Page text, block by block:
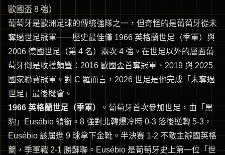
歐國盃 8 強）
葡萄牙是歐洲足球的傳統強隊之一，但奇怪的是葡萄牙從未
奪過世足冠軍——歷史最佳僅 1966 英格蘭世足（季軍）與
2006 德國世足（第 4 名）兩次 4 強。在世足以外的層面葡
萄牙倒是收穫頗豐：2016 歐國盃首奪冠軍、2019 與 2025
國家聯賽冠軍。對 C 羅而言，2026 世足是他完成「未奪過
世足」最後機會。
1966 英格蘭世足（季軍）。葡萄牙首次參加世足，由「黑
豹」Eusébio 領銜。8 強對北韓爆冷時 0-3 落後逆轉 5-3，
Eusébio 該屆進 9 球拿下金靴。半決賽 1-2 不敵主辦國英格
蘭，季軍戰 2-1 勝蘇聯。Eusébio 是葡萄牙史上第一位「世